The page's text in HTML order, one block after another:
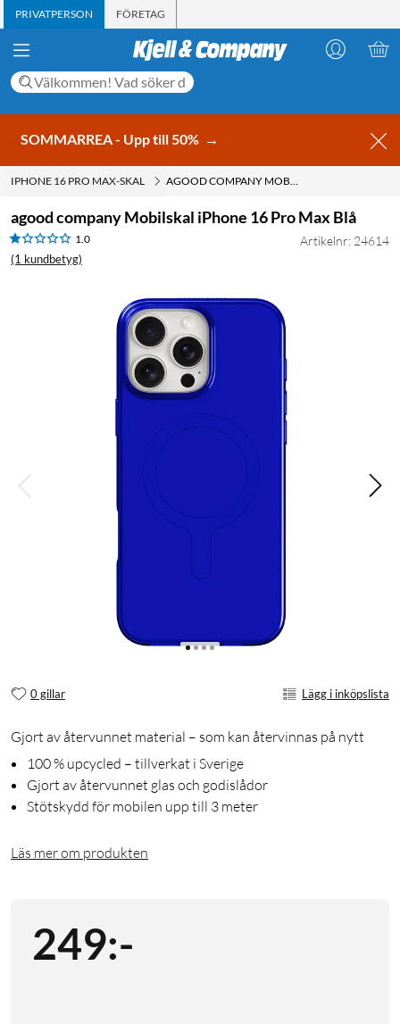
PRIVATPERSON FÖRETAG
SOMMARREA - Upp till 50% →
IPHONE 16 PRO MAX-SKAL AGOOD COMPANY MOBILSKAL IPHONE 16 PRO MAX BLÅ
agood company Mobilskal iPhone 16 Pro Max Blå
1.0
(1 kundbetyg)
Artikelnr: 24614
0 gillar Lägg i inköpslista
Gjort av återvunnet material – som kan återvinnas på nytt
100 % upcycled – tillverkat i Sverige
Gjort av återvunnet glas och godislådor
Stötskydd för mobilen upp till 3 meter
Läs mer om produkten
249:-